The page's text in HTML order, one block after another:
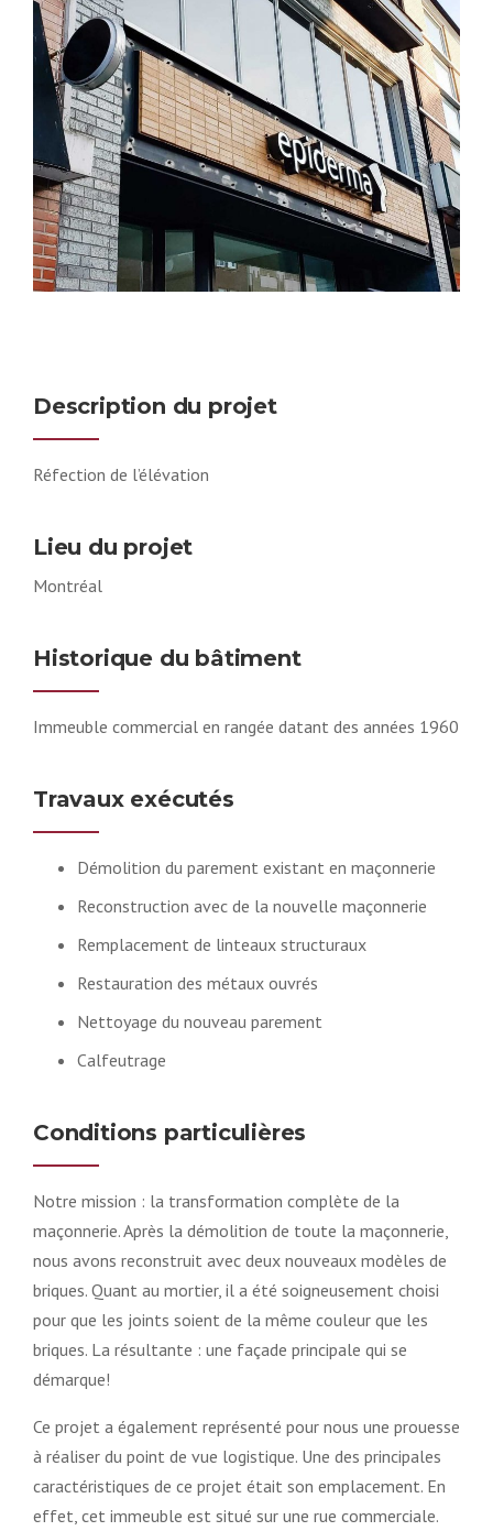
Description du projet
Réfection de l’élévation
Lieu du projet
Montréal
Historique du bâtiment
Immeuble commercial en rangée datant des années 1960
Travaux exécutés
Démolition du parement existant en maçonnerie
Reconstruction avec de la nouvelle maçonnerie
Remplacement de linteaux structuraux
Restauration des métaux ouvrés
Nettoyage du nouveau parement
Calfeutrage
Conditions particulières
Notre mission : la transformation complète de la
maçonnerie. Après la démolition de toute la maçonnerie,
nous avons reconstruit avec deux nouveaux modèles de
briques. Quant au mortier, il a été soigneusement choisi
pour que les joints soient de la même couleur que les
briques. La résultante : une façade principale qui se
démarque!
Ce projet a également représenté pour nous une prouesse
à réaliser du point de vue logistique. Une des principales
caractéristiques de ce projet était son emplacement. En
effet, cet immeuble est situé sur une rue commerciale.